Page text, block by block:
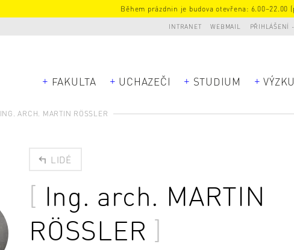
Během prázdnin je budova otevřena: 6.00–22.00
INTRANET WEBMAIL PŘIHLÁŠENÍ
FAKULTA UCHAZEČI STUDIUM
ING. ARCH. MARTIN RÖSSLER
LIDÉ
Ing. arch. MARTIN
RÖSSLER